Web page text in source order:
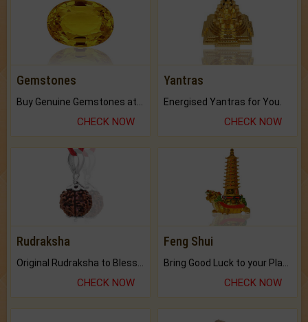
Gemstones
CHECK NOW
Yantras
Energised Yantras for You.
CHECK NOW
Rudraksha
CHECK NOW
Feng Shui
CHECK NOW